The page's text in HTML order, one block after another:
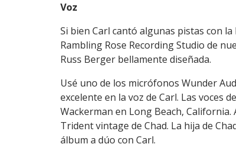
Voz
Si bien Carl cantó algunas pistas con
Rambling Rose Recording Studio de
Russ Berger bellamente diseñada.
Usé uno de los micrófonos Wunder
excelente en la voz de Carl. Las voces
Wackerman en Long Beach,
Trident vintage de Chad. La hija de
álbum a dúo con Carl.